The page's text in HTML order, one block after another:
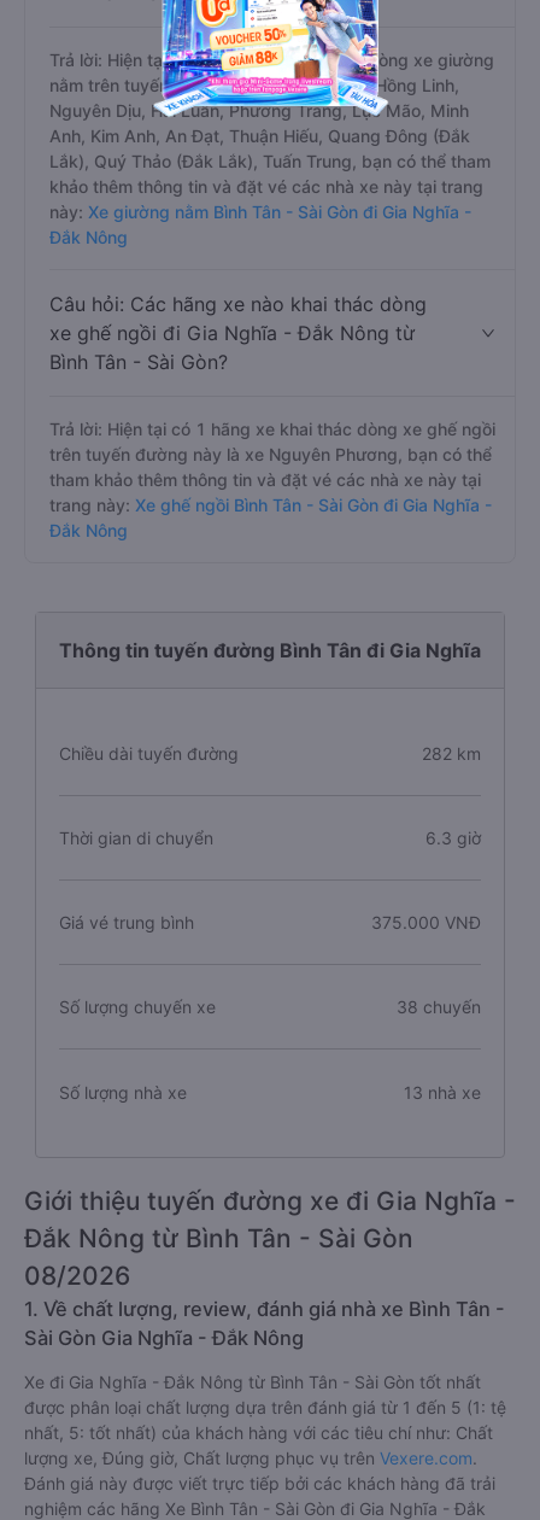
Trả lời: Hiện tại có 12 hãng xe khai thác dòng xe giường
nằm trên tuyến đường này là xe Phương Hồng Linh,
Nguyên Dịu, Hải Luân, Phương Trang, Lục Mão, Minh
Anh, Kim Anh, An Đạt, Thuận Hiếu, Quang Đông (Đắk
Lắk), Quý Thảo (Đắk Lắk), Tuấn Trung, bạn có thể tham
khảo thêm thông tin và đặt vé các nhà xe này tại trang
này: Xe giường nằm Bình Tân - Sài Gòn đi Gia Nghĩa -
Đắk Nông
Câu hỏi: Các hãng xe nào khai thác dòng
xe ghế ngồi đi Gia Nghĩa - Đắk Nông từ
Bình Tân - Sài Gòn?
Trả lời: Hiện tại có 1 hãng xe khai thác dòng xe ghế ngồi
trên tuyến đường này là xe Nguyên Phương, bạn có thể
tham khảo thêm thông tin và đặt vé các nhà xe này tại
trang này: Xe ghế ngồi Bình Tân - Sài Gòn đi Gia Nghĩa -
Đắk Nông
Thông tin tuyến đường Bình Tân đi Gia Nghĩa
Chiều dài tuyến đường 282 km
Thời gian di chuyển 6.3 giờ
Giá vé trung bình 375.000 VNĐ
Số lượng chuyến xe 38 chuyến
Số lượng nhà xe 13 nhà xe
Giới thiệu tuyến đường xe đi Gia Nghĩa -
Đắk Nông từ Bình Tân - Sài Gòn
08/2026
1. Về chất lượng, review, đánh giá nhà xe Bình Tân -
Sài Gòn Gia Nghĩa - Đắk Nông
Xe đi Gia Nghĩa - Đắk Nông từ Bình Tân - Sài Gòn tốt nhất
được phân loại chất lượng dựa trên đánh giá từ 1 đến 5 (1: tệ
nhất, 5: tốt nhất) của khách hàng với các tiêu chí như: Chất
lượng xe, Đúng giờ, Chất lượng phục vụ trên Vexere.com.
Đánh giá này được viết trực tiếp bởi các khách hàng đã trải
nghiệm các hãng Xe Bình Tân - Sài Gòn đi Gia Nghĩa - Đắk